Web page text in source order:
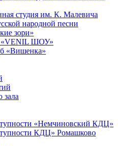
студия им. К. Малевича
народной песни
зори»
«VENIL ШОУ»
«Вишенка»
зала
«Немчиновский КДЦ»
КДЦ» Ромашково